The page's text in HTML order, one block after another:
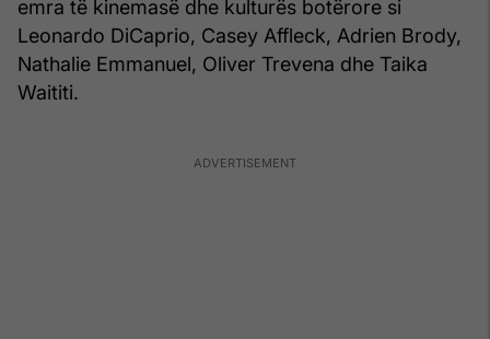
emra të kinemasë dhe kulturës botërore si
Leonardo DiCaprio, Casey Affleck, Adrien Brody,
Nathalie Emmanuel, Oliver Trevena dhe Taika
Waititi.